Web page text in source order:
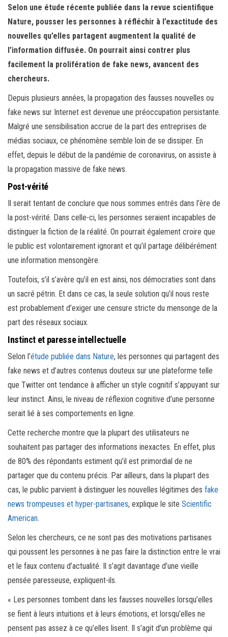
i
o
Selon une étude récente publiée dans la revue scientifique
Nature, pousser les personnes à réfléchir à l’exactitude des
nouvelles qu’elles partagent augmentent la qualité de
l’information diffusée. On pourrait ainsi contrer plus
facilement la prolifération de fake news, avancent des
chercheurs.
Depuis plusieurs années, la propagation des fausses nouvelles ou
fake news sur Internet est devenue une préoccupation persistante.
Malgré une sensibilisation accrue de la part des entreprises de
médias sociaux, ce phénomène semble loin de se dissiper. En
effet, depuis le début de la pandémie de coronavirus, on assiste à
la propagation massive de fake news.
Post-vérité
Il serait tentant de conclure que nous sommes entrés dans l’ère de
la post-vérité. Dans celle-ci, les personnes seraient incapables de
distinguer la fiction de la réalité. On pourrait également croire que
le public est volontairement ignorant et qu’il partage délibérément
une information mensongère.
Toutefois, s’il s’avère qu’il en est ainsi, nos démocraties sont dans
un sacré pétrin. Et dans ce cas, la seule solution qu’il nous reste
est probablement d’exiger une censure stricte du mensonge de la
part des réseaux sociaux.
Instinct et paresse intellectuelle
Selon l’étude publiée dans Nature, les personnes qui partagent des
fake news et d’autres contenus douteux sur une plateforme telle
que Twitter ont tendance à afficher un style cognitif s’appuyant sur
leur instinct. Ainsi, le niveau de réflexion cognitive d’une personne
serait lié à ses comportements en ligne.
Cette recherche montre que la plupart des utilisateurs ne
souhaitent pas partager des informations inexactes. En effet, plus
de 80% des répondants estiment qu’il est primordial de ne
partager que du contenu précis. Par ailleurs, dans la plupart des
cas, le public parvient à distinguer les nouvelles légitimes des fake
news trompeuses et hyper-partisanes, explique le site Scientific
American.
Selon les chercheurs, ce ne sont pas des motivations partisanes
qui poussent les personnes à ne pas faire la distinction entre le vrai
et le faux contenu d’actualité. Il s’agit davantage d’une vieille
pensée paresseuse, expliquent-ils.
« Les personnes tombent dans les fausses nouvelles lorsqu’elles
se fient à leurs intuitions et à leurs émotions, et lorsqu’elles ne
pensent pas assez à ce qu’elles lisent. Il s’agit d’un problème qui